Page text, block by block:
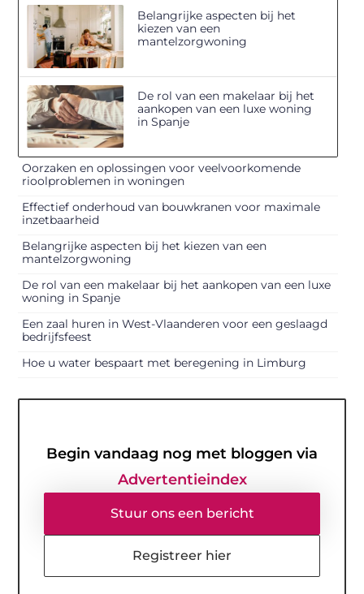
Belangrijke aspecten bij het
kiezen van een
mantelzorgwoning
De rol van een makelaar bij het
aankopen van een luxe woning
in Spanje
Oorzaken en oplossingen voor veelvoorkomende
rioolproblemen in woningen
Effectief onderhoud van bouwkranen voor maximale
inzetbaarheid
Belangrijke aspecten bij het kiezen van een
mantelzorgwoning
De rol van een makelaar bij het aankopen van een luxe
woning in Spanje
Een zaal huren in West-Vlaanderen voor een geslaagd
bedrijfsfeest
Hoe u water bespaart met beregening in Limburg
Begin vandaag nog met bloggen via
Advertentieindex
Stuur ons een bericht
Registreer hier